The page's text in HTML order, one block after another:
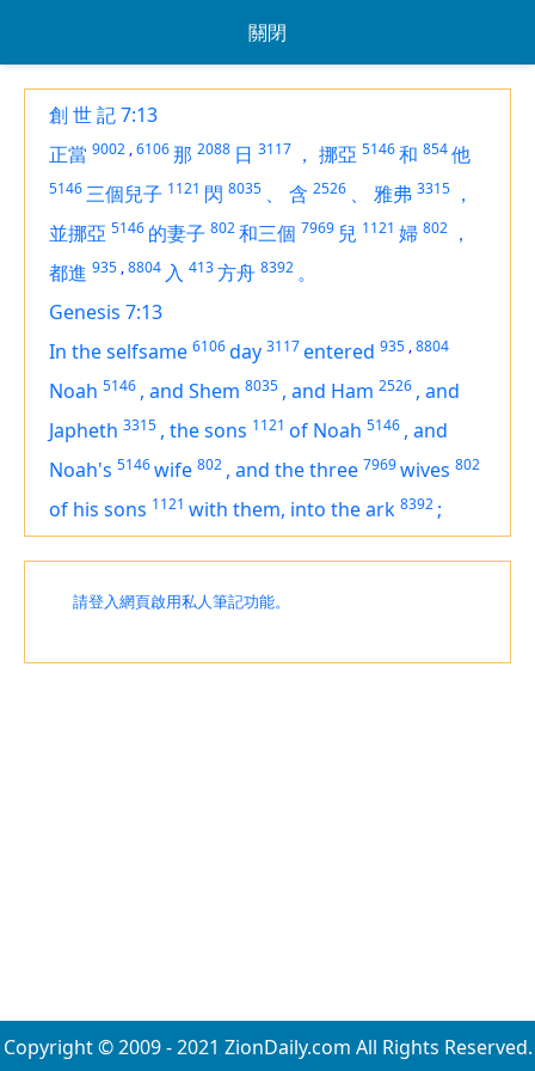
關閉
創 世 記 7:13
正當 9002 ,6106那 2088 日 3117 ， 挪亞 5146和 854他
5146三個兒子 1121 閃 8035 、 含 2526 、 雅弗 3315 ，
並挪亞 5146 的妻子 802和三個 7969 兒 1121 婦 802 ，
都進 935 ,8804 入 413方舟 8392 。
Genesis 7:13
In the selfsame 6106day 3117entered 935 ,8804
Noah 5146 , and Shem 8035 , and Ham 2526 , and
Japheth 3315 , the sons 1121 of Noah 5146 , and
Noah's 5146wife 802 , and the three 7969wives 802
of his sons 1121 with them, into the ark 8392 ;
請登入網頁啟用私人筆記功能。
Copyright © 2009 - 2021 ZionDaily.com All Rights Reserved.